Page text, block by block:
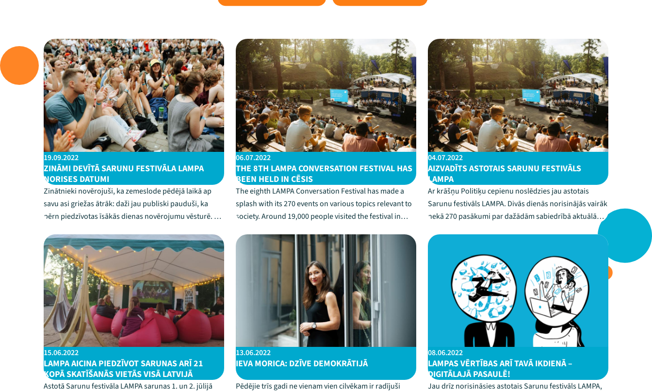
19.09.2022
ZINĀMI DEVĪTĀ SARUNU FESTIVĀLA LAMPA
NORISES DATUMI
Zinātnieki novērojuši, ka zemeslode pēdējā laikā ap
savu asi griežas ātrāk: daži jau publiski pauduši, ka
pērn piedzīvotas īsākās dienas novērojumu vēsturē. Lai
pasaulē, ir vajadzīgs kārtīgs enkurs – vērtības, kas
nemainās un uz kurām var paļauties. Ar ...
06.07.2022
THE 8TH LAMPA CONVERSATION FESTIVAL HAS
BEEN HELD IN CĒSIS
The eighth LAMPA Conversation Festival has made a
splash with its 270 events on various topics relevant to
society. Around 19,000 people visited the festival in
usual LAMPA format in Cēsis. Right now, when Russia's
war against Ukraine is g...
04.07.2022
AIZVADĪTS ASTOTAIS SARUNU FESTIVĀLS
LAMPA
Ar krāšņu Politiķu cepienu noslēdzies jau astotais
Sarunu festivāls LAMPA. Divās dienās norisinājās vairāk
nekā 270 pasākumi par dažādām sabiedrībā aktuālām
cilvēku.“Mums ir patiess prieks tikties klātienē ierastajā
LAMPAS formātā Cēsīs. Šobrīd, kad tepat ...
15.06.2022
LAMPA AICINA PIEDZĪVOT SARUNAS ARĪ 21
KOPĀ SKATĪŠANĀS VIETĀS VISĀ LATVIJĀ
Astotā Sarunu festivāla LAMPA sarunas 1. un 2. jūlijā
13.06.2022
IEVA MORICA: DZĪVE DEMOKRĀTIJĀ
Pēdējie trīs gadi ne vienam vien cilvēkam ir radījuši
08.06.2022
LAMPAS VĒRTĪBAS ARĪ TAVĀ IKDIENĀ –
DIGITĀLAJĀ PASAULĒ!
Jau drīz norisināsies astotais Sarunu festivāls LAMPA,